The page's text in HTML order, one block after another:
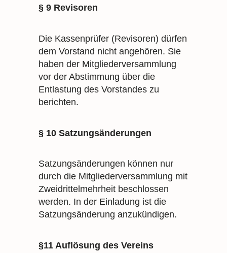
§ 9 Revisoren
Die Kassenprüfer (Revisoren) dürfen
dem Vorstand nicht angehören. Sie
haben der Mitgliederversammlung
vor der Abstimmung über die
Entlastung des Vorstandes zu
berichten.
§ 10 Satzungsänderungen
Satzungsänderungen können nur
durch die Mitgliederversammlung mit
Zweidrittelmehrheit beschlossen
werden. In der Einladung ist die
Satzungsänderung anzukündigen.
§11 Auflösung des Vereins